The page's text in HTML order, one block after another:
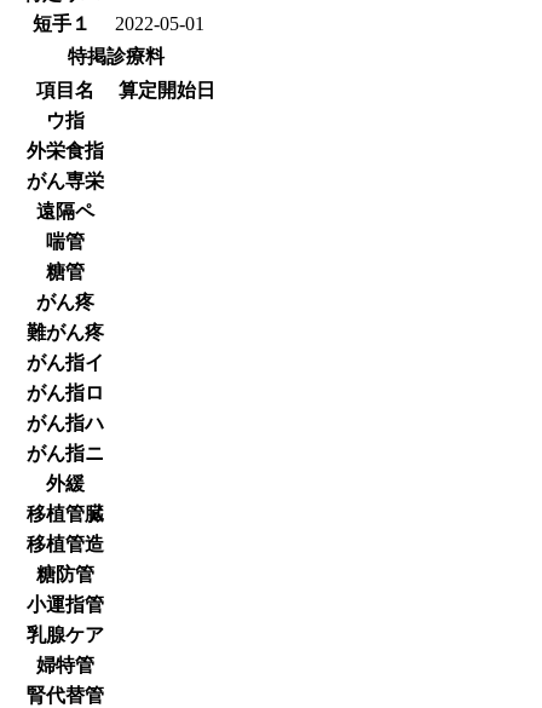
短手１
2022-05-01
特掲診療料
項目名
算定開始日
ウ指
外栄食指
がん専栄
遠隔ペ
喘管
糖管
がん疼
難がん疼
がん指イ
がん指ロ
がん指ハ
がん指ニ
外緩
移植管臓
移植管造
糖防管
小運指管
乳腺ケア
婦特管
腎代替管